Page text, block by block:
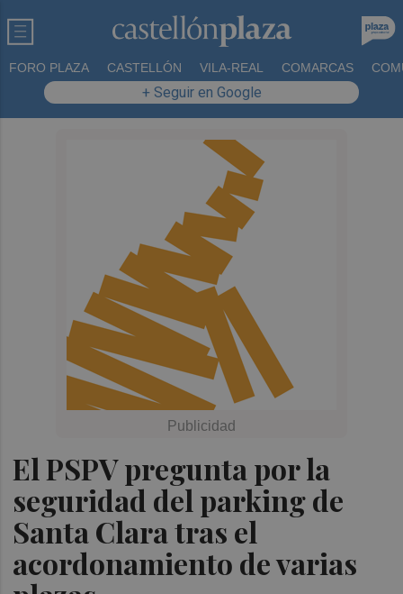
FORO PLAZA CASTELLÓN VILA-REAL COMARCAS
+ Seguir en Google
El PSPV pregunta por la
seguridad del parking de
Santa Clara tras el
acordonamiento de varias